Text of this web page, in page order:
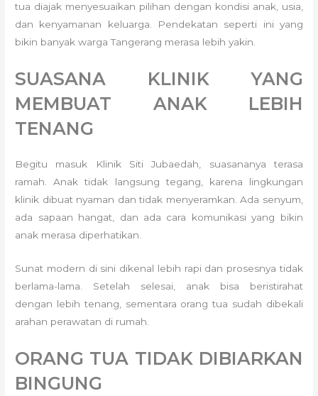
tua diajak menyesuaikan pilihan dengan kondisi anak, usia,
dan kenyamanan keluarga. Pendekatan seperti ini yang
bikin banyak warga Tangerang merasa lebih yakin.
SUASANA KLINIK YANG
MEMBUAT ANAK LEBIH
TENANG
Begitu masuk Klinik Siti Jubaedah, suasananya terasa
ramah. Anak tidak langsung tegang, karena lingkungan
klinik dibuat nyaman dan tidak menyeramkan. Ada senyum,
ada sapaan hangat, dan ada cara komunikasi yang bikin
anak merasa diperhatikan.
Sunat modern di sini dikenal lebih rapi dan prosesnya tidak
berlama-lama. Setelah selesai, anak bisa beristirahat
dengan lebih tenang, sementara orang tua sudah dibekali
arahan perawatan di rumah.
ORANG TUA TIDAK DIBIARKAN
BINGUNG